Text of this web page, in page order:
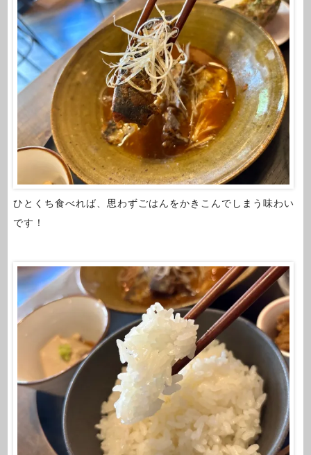
ひとくち食べれば、思わずごはんをかきこんでしまう味わい
です！